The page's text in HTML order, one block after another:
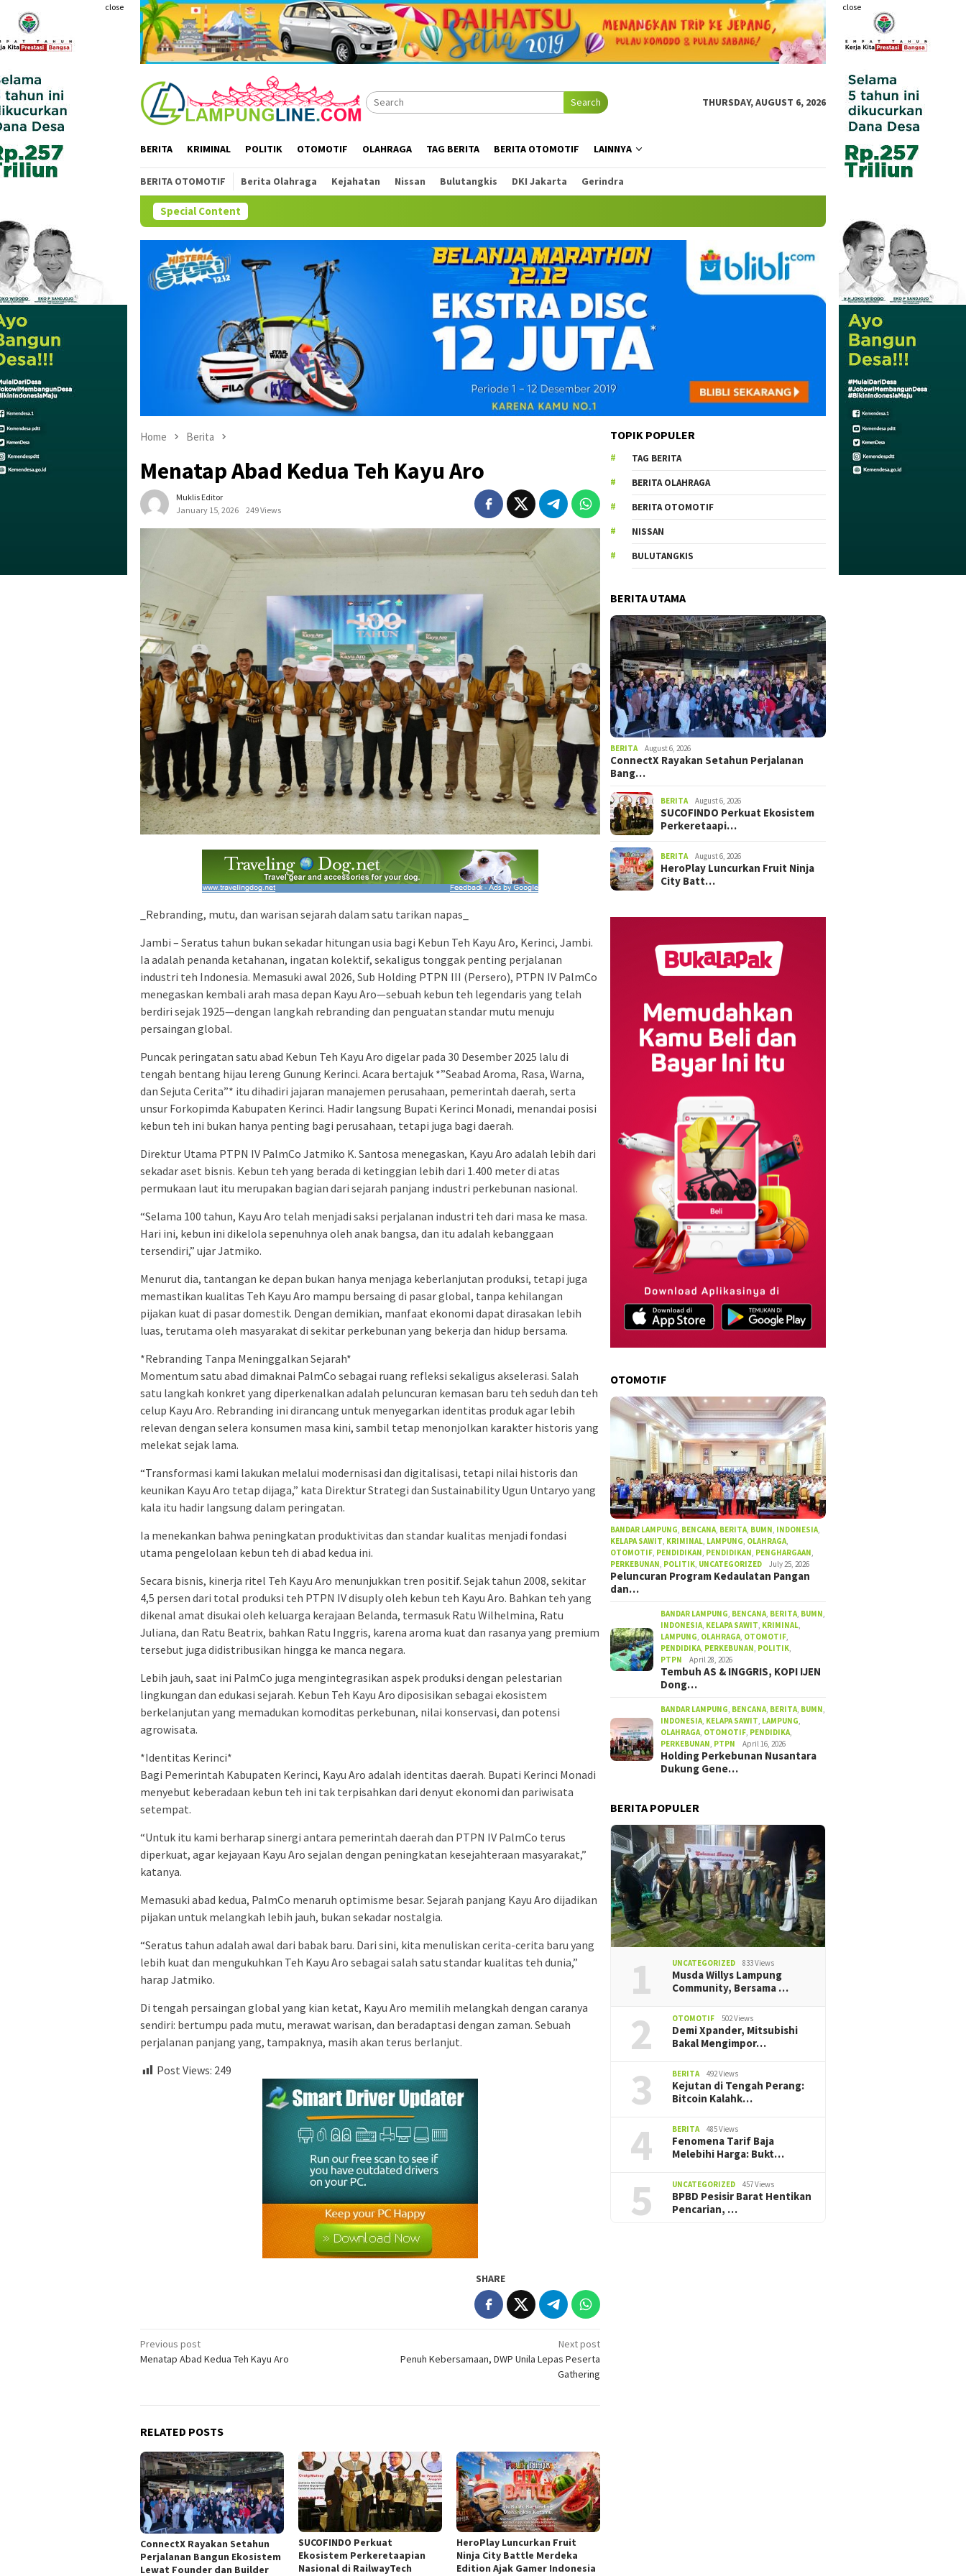
content
close close
Search THURSDAY, AUGUST 6, 2026
BERITA KRIMINAL POLITIK OTOMOTIF OLAHRAGA TAG BERITA BERITA OTOMOTIF LAINNYA
BERITA OTOMOTIF Berita Olahraga Kejahatan Nissan Bulutangkis DKI Jakarta Gerindra
Special Content
Home Berita
Menatap Abad Kedua Teh Kayu Aro
Muklis Editor
January 15, 2026
249 Views
_Rebranding, mutu, dan warisan sejarah dalam satu tarikan napas_
Jambi – Seratus tahun bukan sekadar hitungan usia bagi Kebun Teh Kayu Aro, Kerinci, Jambi.
Ia adalah penanda ketahanan, ingatan kolektif, sekaligus tonggak penting perjalanan
industri teh Indonesia. Memasuki awal 2026, Sub Holding PTPN III (Persero), PTPN IV PalmCo
menegaskan kembali arah masa depan Kayu Aro—sebuah kebun teh legendaris yang telah
berdiri sejak 1925—dengan langkah rebranding dan penguatan standar mutu menuju
persaingan global.
Puncak peringatan satu abad Kebun Teh Kayu Aro digelar pada 30 Desember 2025 lalu di
tengah bentang hijau lereng Gunung Kerinci. Acara bertajuk *”Seabad Aroma, Rasa, Warna,
dan Sejuta Cerita”* itu dihadiri jajaran manajemen perusahaan, pemerintah daerah, serta
unsur Forkopimda Kabupaten Kerinci. Hadir langsung Bupati Kerinci Monadi, menandai posisi
kebun teh ini bukan hanya penting bagi perusahaan, tetapi juga bagi daerah.
Direktur Utama PTPN IV PalmCo Jatmiko K. Santosa menegaskan, Kayu Aro adalah lebih dari
sekadar aset bisnis. Kebun teh yang berada di ketinggian lebih dari 1.400 meter di atas
permukaan laut itu merupakan bagian dari sejarah panjang industri perkebunan nasional.
“Selama 100 tahun, Kayu Aro telah menjadi saksi perjalanan industri teh dari masa ke masa.
Hari ini, kebun ini dikelola sepenuhnya oleh anak bangsa, dan itu adalah kebanggaan
tersendiri,” ujar Jatmiko.
Menurut dia, tantangan ke depan bukan hanya menjaga keberlanjutan produksi, tetapi juga
memastikan kualitas Teh Kayu Aro mampu bersaing di pasar global, tanpa kehilangan
pijakan kuat di pasar domestik. Dengan demikian, manfaat ekonomi dapat dirasakan lebih
luas, terutama oleh masyarakat di sekitar perkebunan yang bekerja dan hidup bersama.
*Rebranding Tanpa Meninggalkan Sejarah*
Momentum satu abad dimaknai PalmCo sebagai ruang refleksi sekaligus akselerasi. Salah
satu langkah konkret yang diperkenalkan adalah peluncuran kemasan baru teh seduh dan teh
celup Kayu Aro. Rebranding ini dirancang untuk menyegarkan identitas produk agar lebih
relevan dengan selera konsumen masa kini, sambil tetap menonjolkan karakter historis yang
melekat sejak lama.
“Transformasi kami lakukan melalui modernisasi dan digitalisasi, tetapi nilai historis dan
keunikan Kayu Aro tetap dijaga,” kata Direktur Strategi dan Sustainability Ugun Untaryo yang
kala itu hadir langsung dalam peringatan.
Ia menekankan bahwa peningkatan produktivitas dan standar kualitas menjadi fondasi
utama pengelolaan kebun teh di abad kedua ini.
Secara bisnis, kinerja ritel Teh Kayu Aro menunjukkan tren positif. Sejak tahun 2008, sekitar
4,5 persen dari total produksi teh PTPN IV disuply oleh kebun teh Kayu Aro. Bahkan teh yang
dikenal amat disukai oleh keluarga kerajaan Belanda, termasuk Ratu Wilhelmina, Ratu
Juliana, dan Ratu Beatrix, bahkan Ratu Inggris, karena aroma kuat dan rasanya yang premium
tersebut juga didistribusikan hingga ke manca negara.
Lebih jauh, saat ini PalmCo juga mengintegrasikan aspek produksi dengan pelestarian
lingkungan dan edukasi sejarah. Kebun Teh Kayu Aro diposisikan sebagai ekosistem
berkelanjutan yang memadukan komoditas perkebunan, nilai konservasi, dan potensi
agrowisata.
*Identitas Kerinci*
Bagi Pemerintah Kabupaten Kerinci, Kayu Aro adalah identitas daerah. Bupati Kerinci Monadi
menyebut keberadaan kebun teh ini tak terpisahkan dari denyut ekonomi dan pariwisata
setempat.
“Untuk itu kami berharap sinergi antara pemerintah daerah dan PTPN IV PalmCo terus
diperkuat, agar kejayaan Kayu Aro sejalan dengan peningkatan kesejahteraan masyarakat,”
katanya.
Memasuki abad kedua, PalmCo menaruh optimisme besar. Sejarah panjang Kayu Aro dijadikan
pijakan untuk melangkah lebih jauh, bukan sekadar nostalgia.
“Seratus tahun adalah awal dari babak baru. Dari sini, kita menuliskan cerita-cerita baru yang
lebih kuat dan mengukuhkan Teh Kayu Aro sebagai salah satu standar kualitas teh dunia,”
harap Jatmiko.
Di tengah persaingan global yang kian ketat, Kayu Aro memilih melangkah dengan caranya
sendiri: bertumpu pada mutu, merawat warisan, dan beradaptasi dengan zaman. Sebuah
perjalanan panjang yang, tampaknya, masih akan terus berlanjut.
Post Views: 249
SHARE
Post
navigation
Previous post
Menatap Abad Kedua Teh Kayu Aro
Next post
Penuh Kebersamaan, DWP Unila Lepas Peserta
Gathering
RELATED POSTS
ConnectX Rayakan Setahun
Perjalanan Bangun Ekosistem
Lewat Founder dan Builder
SUCOFINDO Perkuat
Ekosistem Perkeretaapian
Nasional di RailwayTech
HeroPlay Luncurkan Fruit
Ninja City Battle Merdeka
Edition Ajak Gamer Indonesia
TOPIK POPULER
TAG BERITA
BERITA OLAHRAGA
BERITA OTOMOTIF
NISSAN
BULUTANGKIS
BERITA UTAMA
BERITA August 6, 2026
ConnectX Rayakan Setahun Perjalanan
Bang…
BERITA August 6, 2026
SUCOFINDO Perkuat Ekosistem
Perkeretaapi…
BERITA August 6, 2026
HeroPlay Luncurkan Fruit Ninja
City Batt…
OTOMOTIF
BANDAR LAMPUNG, BENCANA, BERITA, BUMN, INDONESIA,
KELAPA SAWIT, KRIMINAL, LAMPUNG, OLAHRAGA,
OTOMOTIF, PENDIDIKAN, PENDIDIKAN, PENGHARGAAN,
PERKEBUNAN, POLITIK, UNCATEGORIZED July 25, 2026
Peluncuran Program Kedaulatan Pangan
dan…
BANDAR LAMPUNG, BENCANA, BERITA, BUMN,
INDONESIA, KELAPA SAWIT, KRIMINAL,
LAMPUNG, OLAHRAGA, OTOMOTIF,
PENDIDIKA, PERKEBUNAN, POLITIK,
PTPN
April 28, 2026
Tembuh AS & INGGRIS, KOPI IJEN
Dong…
BANDAR LAMPUNG, BENCANA, BERITA, BUMN,
INDONESIA, KELAPA SAWIT, LAMPUNG,
OLAHRAGA, OTOMOTIF, PENDIDIKA,
PERKEBUNAN, PTPN April 16, 2026
Holding Perkebunan Nusantara
Dukung Gene…
BERITA POPULER
1 UNCATEGORIZED 833 Views
Musda Willys Lampung
Community, Bersama …
2 OTOMOTIF 502 Views
Demi Xpander, Mitsubishi
Bakal Mengimpor…
3 BERITA 492 Views
Kejutan di Tengah Perang:
Bitcoin Kalahk…
4 BERITA 485 Views
Fenomena Tarif Baja
Melebihi Harga: Bukt…
5 UNCATEGORIZED 457 Views
BPBD Pesisir Barat Hentikan
Pencarian, ‎…